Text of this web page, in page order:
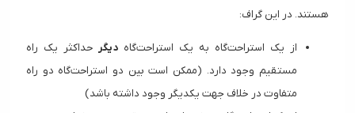
هستند. در این گراف:
از یک استراحت‌گاه به یک استراحت‌گاه دیگر حداکثر یک راه
مستقیم وجود دارد. (ممکن است بین دو استراحت‌گاه دو راه
متفاوت در خلاف جهت یکدیگر وجود داشته باشد)